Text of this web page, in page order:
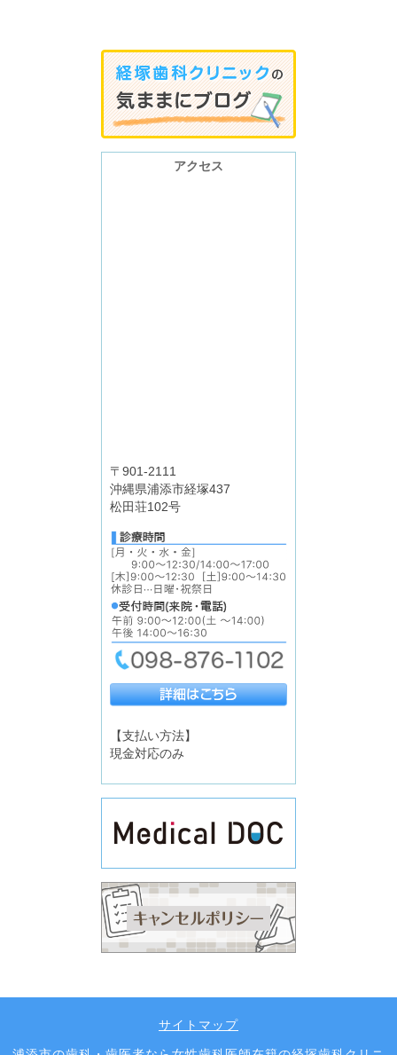
アクセス
〒901-2111
沖縄県浦添市経塚437
松田荘102号
【支払い方法】
現金対応のみ
サイトマップ